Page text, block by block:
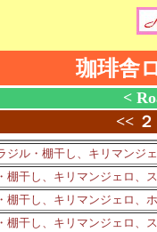
珈琲舎
<
<<
ジル・棚干し、キリマンジ
棚干し、キリマンジェロ、
棚干し、キリマンジェロ、
棚干し、キリマンジェロ、